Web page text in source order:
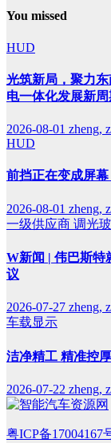
You missed
HUD
光筑新局，聚力
电一体化发展新周
2026-08-01 zheng,
HUD
前挡正在变成屏
2026-08-01 zheng,
一级供应商 调光
W新闻 | 伟巴斯特
议
2026-07-27 zheng,
车载显示
洁净精工 精准控
2026-07-22 zheng,
粤ICP备17004167